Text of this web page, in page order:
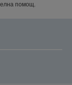
помощ.